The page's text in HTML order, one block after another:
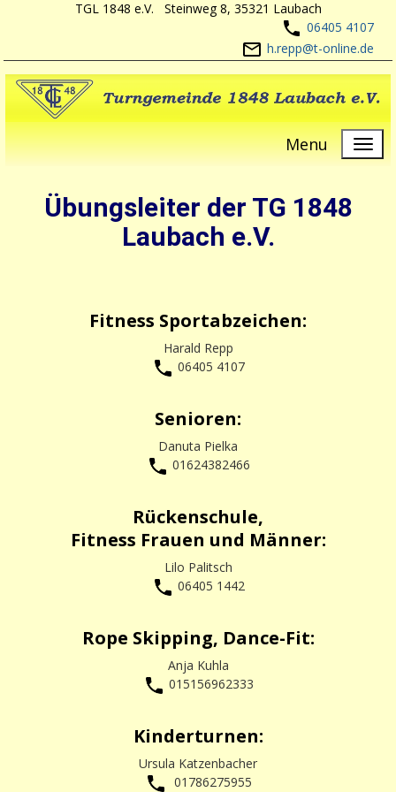
TGL 1848 e.V. Steinweg 8, 35321 Laubach
06405 4107
h.repp@t-online.de
Menu
Übungsleiter der TG 1848
Laubach e.V.
Fitness Sportabzeichen:
Harald Repp
06405 4107
Senioren:
Danuta Pielka
01624382466
Rückenschule,
Fitness Frauen und Männer:
Lilo Palitsch
06405 1442
Rope Skipping, Dance-Fit:
Anja Kuhla
015156962333
Kinderturnen:
Ursula Katzenbacher
01786275955